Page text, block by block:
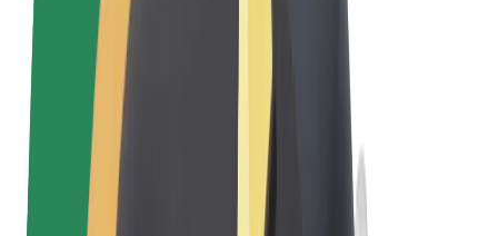
Qaydalar və Şərtlər
Məxfilik
Kukilər
© 2026 Bolt Technology OÜ
Məhsullar